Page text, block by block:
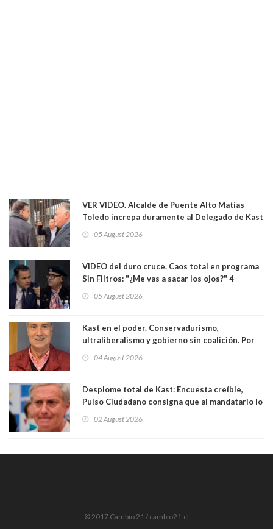
VER VIDEO. Alcalde de Puente Alto Matías
Toledo increpa duramente al Delegado de Kast
delegado nuevamente arrancando"
05 August 2026
VIDEO del duro cruce. Caos total en programa
Sin Filtros: "¿Me vas a sacar los ojos?" 4
excarabinero que dejó ciego a Gustavo Gatica:
05 August 2026
Kast en el poder. Conservadurismo,
ultraliberalismo y gobierno sin coalición. Por
04 August 2026
Desplome total de Kast: Encuesta creíble,
Pulso Ciudadano consigna que al mandatario lo
sacó en primera vuelta. Rechazo es de 58.9% y
02 August 2026
© 2017 Cambio 21 / cambio21.cl